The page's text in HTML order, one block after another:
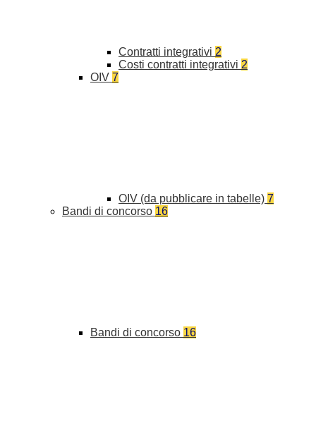
Contratti integrativi 2
Costi contratti integrativi 2
OIV 7
OIV (da pubblicare in tabelle) 7
Bandi di concorso 16
Bandi di concorso 16